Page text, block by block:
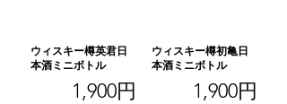
ウィスキー樽英君日
本酒ミニボトル
1,900円
ウィスキー樽初亀日
本酒ミニボトル
1,900円